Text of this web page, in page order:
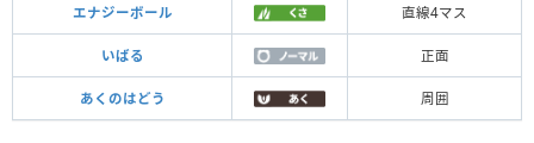
エナジーボール 直線4マス
いばる 正面
あくのはどう 周囲